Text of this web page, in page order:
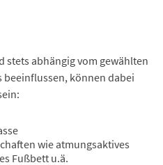
stets abhängig vom gewählten
beeinflussen, können dabei
wie atmungsaktives
Fußbett u.ä.